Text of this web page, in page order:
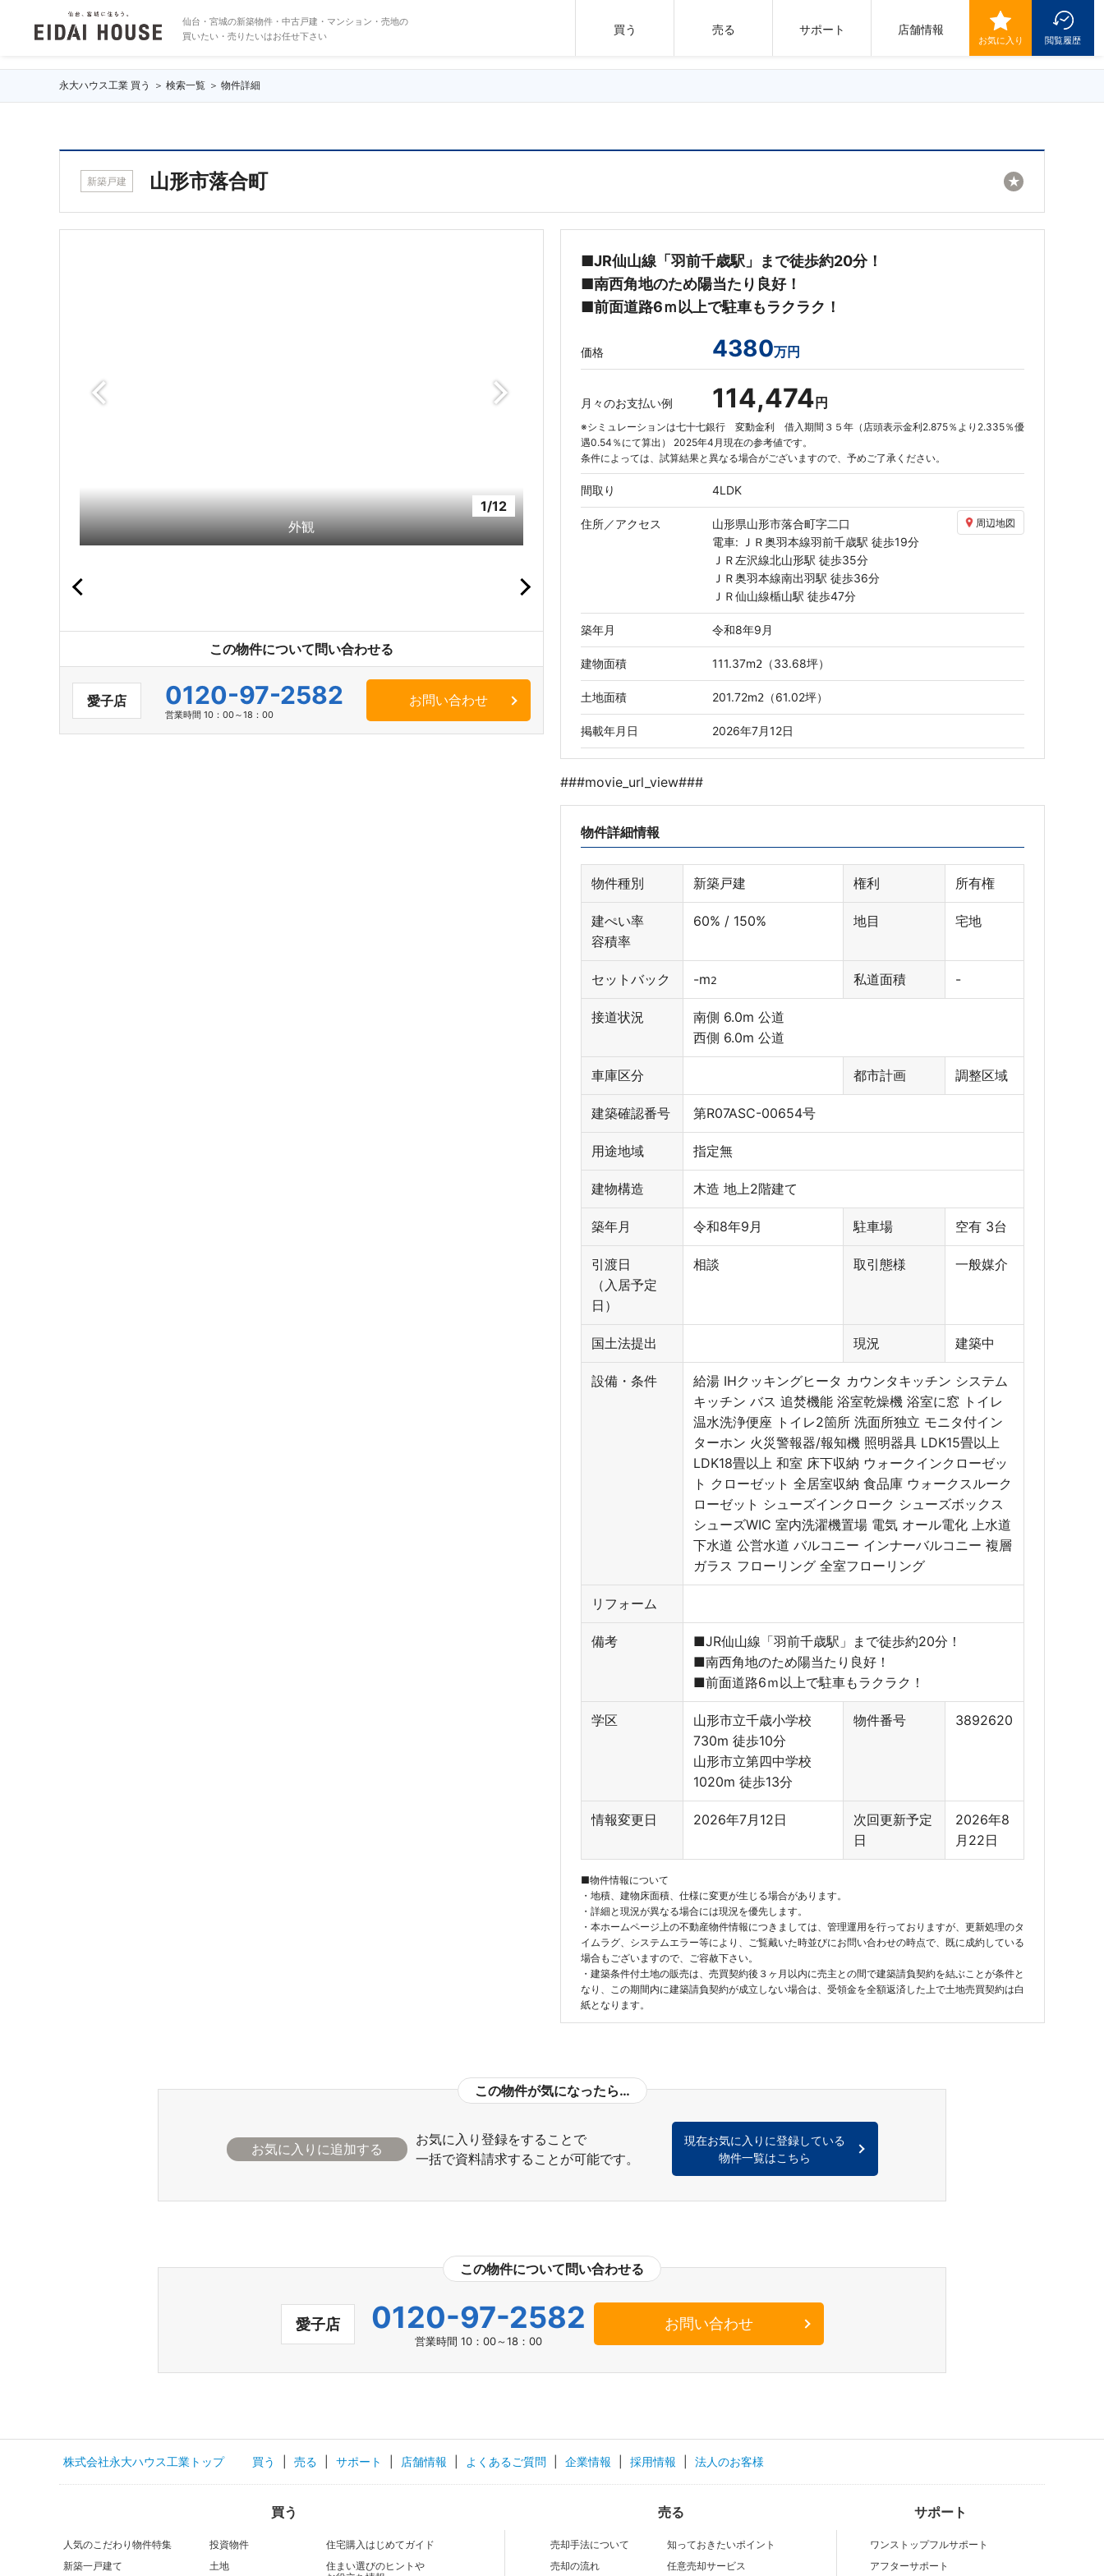
仙台・宮城の新築物件・中古戸建・マンション・売地の
買いたい・売りたいはお任せ下さい
買う 売る サポート 店舗情報
お気に入り 閲覧履歴
永大ハウス工業 買う 検索一覧 物件詳細
新築戸建 山形市落合町 ★
外観
1/12
外観
2/12
この物件について問い合わせる
愛子店 0120-97-2582
営業時間 10：00～18：00
お問い合わせ
■JR仙山線「羽前千歳駅」まで徒歩約20分！
■南西角地のため陽当たり良好！
■前面道路6ｍ以上で駐車もラクラク！
価格 4380万円
月々のお支払い例 114,474 円
※シミュレーションは七十七銀行 変動金利 借入期間３５年（店頭表示金利2.875％より2.335％優
遇0.54％にて算出） 2025年4月現在の参考値です。
条件によっては、試算結果と異なる場合がございますので、予めご了承ください。
間取り 4LDK
住所／アクセス
山形県山形市落合町字二口
電車: ＪＲ奥羽本線羽前千歳駅 徒歩19分
ＪＲ左沢線北山形駅 徒歩35分
ＪＲ奥羽本線南出羽駅 徒歩36分
ＪＲ仙山線楯山駅 徒歩47分
周辺地図
築年月 令和8年9月
建物面積 111.37m2 （33.68坪）
土地面積 201.72m2 （61.02坪）
掲載年月日 2026年7月12日
###movie_url_view###
物件詳細情報
物件種別 新築戸建 権利 所有権
建ぺい率
容積率
60% / 150% 地目 宅地
セットバック -m2 私道面積 -
接道状況
南側 6.0m 公道
西側 6.0m 公道
車庫区分 都市計画 調整区域
建築確認番号 第R07ASC-00654号
用途地域 指定無
建物構造 木造 地上2階建て
築年月 令和8年9月 駐車場 空有 3台
引渡日
（入居予定
日）
相談 取引態様 一般媒介
国土法提出 現況 建築中
設備・条件
給湯 IHクッキングヒータ カウンタキッチン システム
キッチン バス 追焚機能 浴室乾燥機 浴室に窓 トイレ
温水洗浄便座 トイレ2箇所 洗面所独立 モニタ付イン
ターホン 火災警報器/報知機 照明器具 LDK15畳以上
LDK18畳以上 和室 床下収納 ウォークインクローゼッ
ト クローゼット 全居室収納 食品庫 ウォークスルーク
ローゼット シューズインクローク シューズボックス
シューズWIC 室内洗濯機置場 電気 オール電化 上水道
下水道 公営水道 バルコニー インナーバルコニー 複層
ガラス フローリング 全室フローリング
リフォーム
備考
■JR仙山線「羽前千歳駅」まで徒歩約20分！
■南西角地のため陽当たり良好！
■前面道路6ｍ以上で駐車もラクラク！
学区
山形市立千歳小学校
730m 徒歩10分
山形市立第四中学校
1020m 徒歩13分
物件番号 3892620
情報変更日 2026年7月12日
次回更新予定
日
2026年8
月22日
■物件情報について
・地積、建物床面積、仕様に変更が生じる場合があります。
・詳細と現況が異なる場合には現況を優先します。
・本ホームページ上の不動産物件情報につきましては、管理運用を行っておりますが、更新処理のタ
イムラグ、システムエラー等により、ご覧戴いた時並びにお問い合わせの時点で、既に成約している
場合もございますので、ご容赦下さい。
・建築条件付土地の販売は、売買契約後３ヶ月以内に売主との間で建築請負契約を結ぶことが条件と
なり、この期間内に建築請負契約が成立しない場合は、受領金を全額返済した上で土地売買契約は白
紙となります。
この物件が気になったら…
お気に入り登録をすることで
一括で資料請求することが可能です。
現在お気に入りに登録している
物件一覧はこちら
この物件について問い合わせる
愛子店 0120-97-2582
営業時間 10：00～18：00
お問い合わせ
株式会社永大ハウス工業トップ 買う 売る サポート 店舗情報 よくあるご質問 企業情報 採用情報 法人のお客様
買う
人気のこだわり物件特集
新築一戸建て
投資物件
土地
住宅購入はじめてガイド
住まい選びのヒントや
売る
売却手法について
売却の流れ
知っておきたいポイント
任意売却サービス
サポート
ワンストップフルサポート
アフターサポート